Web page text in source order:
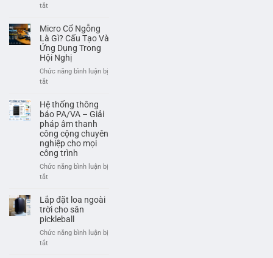
tắt
Thống
PA/VA
Prowave
–
Giải
Thông
Báo
Và
Cảnh
Báo
Khẩn
Cấp
Micro Cổ Ngỗng
Là Gì? Cấu Tạo Và
Ứng Dụng Trong
Hội Nghị
Chức năng bình luận bị
tắt
Cổ
Ngỗng
Là
Gì?
Cấu
Tạo
Và
Trong
Hội
Nghị
Hệ thống thông
báo PA/VA – Giải
pháp âm thanh
công cộng chuyên
nghiệp cho mọi
công trình
Chức năng bình luận bị
tắt
thống
thông
báo
PA/VA
Lắp đặt loa ngoài
trời cho sân
pickleball
Chức năng bình luận bị
tắt